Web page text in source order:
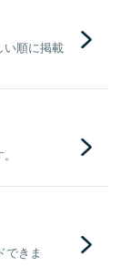
い順に掲載
できま